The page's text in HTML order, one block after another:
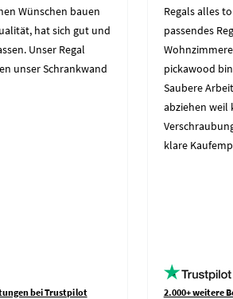
Wünschen bauen
hat sich gut und
Unser Regal
unser Schrankwand
bei Trustpilot
Regals alles
passendes
pickawood
Saubere
abziehen weil
klare
2.000+ weitere